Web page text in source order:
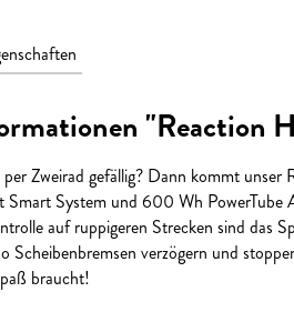
"Reaction
Zweirad gefällig? Dann kommt
System und 600 Wh PowerTube
auf ruppigeren Strecken sind das
Scheibenbremsen verzögern und
braucht!